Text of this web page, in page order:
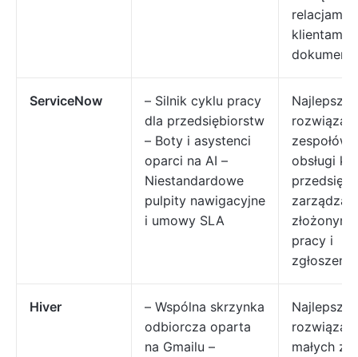
relacjami z
klientami,
ServiceNow
– Silnik cyklu pracy
dla przedsiębiorstw
– Boty i asystenci
oparci na AI –
Niestandardowe
pulpity nawigacyjne
i umowy SLA
Najlepsze
zespołów
obsługi
pracy i
Hiver
– Wspólna skrzynka
odbiorcza oparta
na Gmailu –
Najlepsze
małych